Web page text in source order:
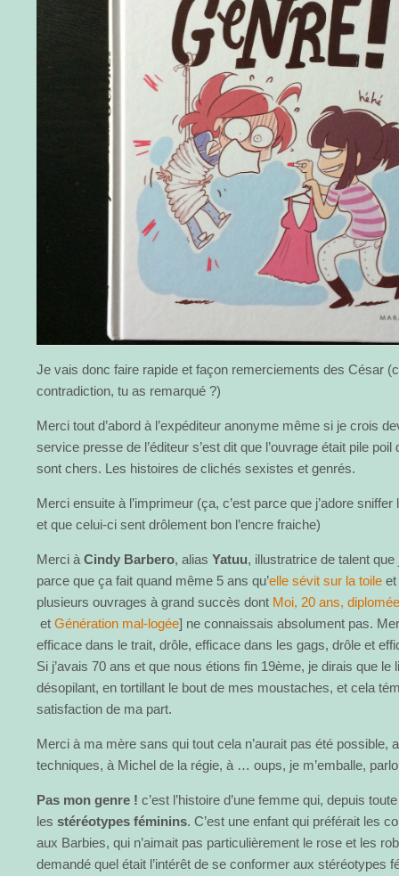
Je vais donc faire rapide et façon remerciements des César
contradiction, tu as remarqué ?)
Merci tout d’abord à l’expéditeur anonyme même si je crois
service presse de l’éditeur s’est dit que l’ouvrage était pile
sont chers. Les histoires de clichés sexistes et genrés.
Merci ensuite à l’imprimeur (ça, c’est parce que j’adore
et que celui-ci sent drôlement bon l’encre fraiche)
Merci àCindy Barbero, alias Yatuu, illustratrice de talent que
parce que ça fait quand même 5 ans qu’elle sévit sur la toile et
plusieurs ouvrages à grand succès dont Moi, 20 ans,
etGénération mal-logée] ne connaissais absolument pas.
efficace dans le trait, drôle, efficace dans les gags, drôle et
Si j’avais 70 ans et que nous étions fin 19ème, je dirais que le
désopilant, en tortillant le bout de mes moustaches, et cela
satisfaction de ma part.
Merci à ma mère sans qui tout cela n’aurait pas été possible,
techniques, à Michel de la régie, à … oups, je m’emballe,
Pas mon genre ! c’est l’histoire d’une femme qui, depuis
lesstéréotypes féminins. C’est une enfant qui préférait les
aux Barbies, qui n’aimait pas particulièrement le rose et les
demandé quel était l’intérêt de se conformer aux stéréotypes